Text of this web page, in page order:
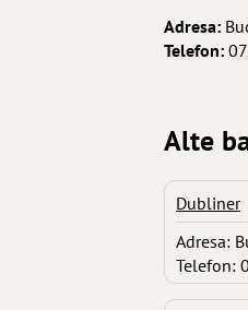
Adresa:
Telefon:
Alte
Dubliner
Adresa:
Telefon: